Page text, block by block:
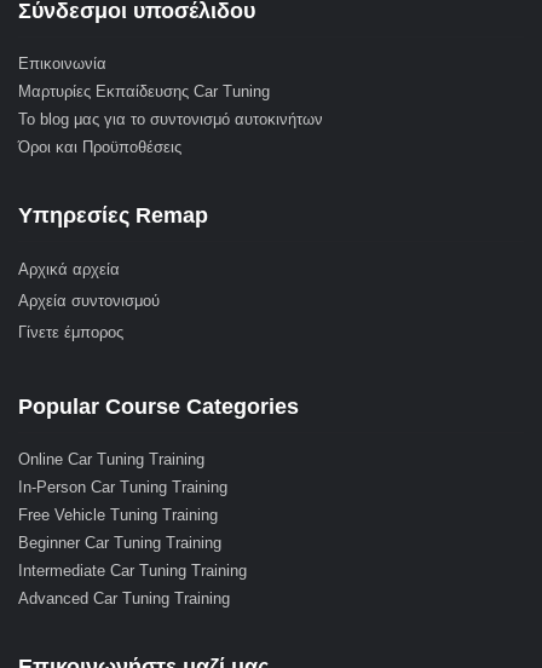
Σύνδεσμοι υποσέλιδου
Επικοινωνία
Μαρτυρίες Εκπαίδευσης Car Tuning
Το blog μας για το συντονισμό αυτοκινήτων
Όροι και Προϋποθέσεις
Υπηρεσίες Remap
Αρχικά αρχεία
Αρχεία συντονισμού
Γίνετε έμπορος
Popular Course Categories
Online Car Tuning Training
In-Person Car Tuning Training
Free Vehicle Tuning Training
Beginner Car Tuning Training
Intermediate Car Tuning Training
Advanced Car Tuning Training